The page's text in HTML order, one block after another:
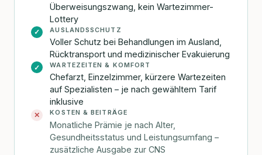
Überweisungszwang, kein Wartezimmer-
Lottery
✓ AUSLANDSSCHUTZ
Voller Schutz bei Behandlungen im Ausland,
Rücktransport und medizinischer Evakuierung
✓ WARTEZEITEN & KOMFORT
Chefarzt, Einzelzimmer, kürzere Wartezeiten
auf Spezialisten – je nach gewähltem Tarif
inklusive
✕ KOSTEN & BEITRÄGE
Monatliche Prämie je nach Alter,
Gesundheitsstatus und Leistungsumfang –
zusätzliche Ausgabe zur CNS